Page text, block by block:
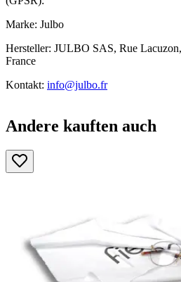
Marke: Julbo
Hersteller: JULBO SAS, Rue
France
Kontakt: info@julbo.fr
Andere kauften auch